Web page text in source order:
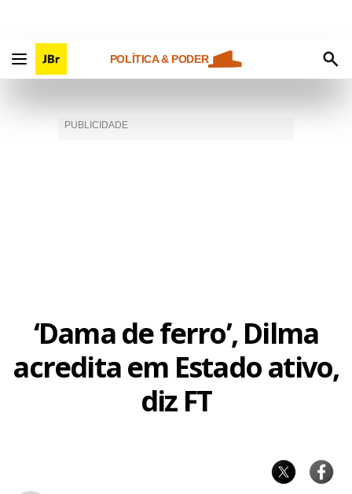
POLÍTICA & PODER
‘Dama de ferro’, Dilma
acredita em Estado ativo,
diz FT